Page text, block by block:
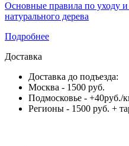
Основные правила по уходу
натурального дерева
Подробнее
Доставка
Доставка до подъезда:
Москва - 1500 руб.
Подмосковье - +40руб./
Регионы - 1500 руб. +